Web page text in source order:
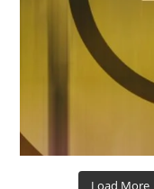
Load More